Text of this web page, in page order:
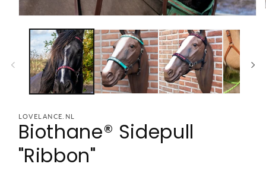
LOVELANCE.NL
Biothane® Sidepull
"Ribbon"